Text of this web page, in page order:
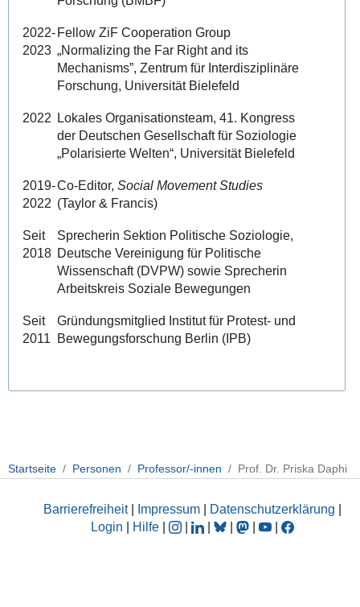
2022-
2023
Fellow ZiF Cooperation Group
„Normalizing the Far Right and its
Mechanisms”, Zentrum für Interdisziplinäre
Forschung, Universität Bielefeld
2022 Lokales Organisationsteam, 41. Kongress
der Deutschen Gesellschaft für Soziologie
„Polarisierte Welten“, Universität Bielefeld
2019-
2022
Co-Editor, Social Movement Studies
(Taylor & Francis)
Seit
2018
Sprecherin Sektion Politische Soziologie,
Deutsche Vereinigung für Politische
Wissenschaft (DVPW) sowie Sprecherin
Arbeitskreis Soziale Bewegungen
Seit
2011
Gründungsmitglied Institut für Protest- und
Bewegungsforschung Berlin (IPB)
Startseite Personen Professor/-innen Prof. Dr. Priska Daphi
Barrierefreiheit| Impressum Datenschutzerklärung
Login
Hilfe